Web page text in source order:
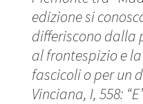
edizione si
differiscono dalla
al frontespizio e
fascicoli o per un
Vinciana, I, 558: